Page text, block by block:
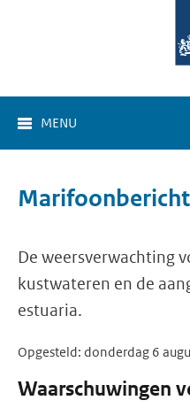
MENU
Marifoonbericht
De weersverwachting
kustwateren en de
estuaria.
Opgesteld: donderdag 6
Waarschuwingen